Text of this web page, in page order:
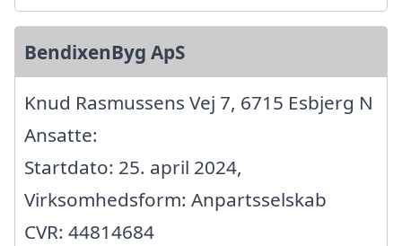
BendixenByg ApS
Knud Rasmussens Vej 7, 6715 Esbjerg N
Ansatte:
Startdato: 25. april 2024,
Virksomhedsform: Anpartsselskab
CVR: 44814684